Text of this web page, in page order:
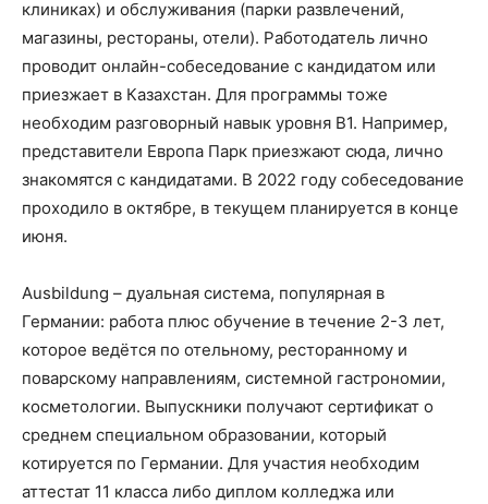
клиниках) и обслуживания (парки развлечений,
магазины, рестораны, отели). Работодатель лично
проводит онлайн-собеседование с кандидатом или
приезжает в Казахстан. Для программы тоже
необходим разговорный навык уровня В1. Например,
представители Европа Парк приезжают сюда, лично
знакомятся с кандидатами. В 2022 году собеседование
проходило в октябре, в текущем планируется в конце
июня.
Ausbildung – дуальная система, популярная в
Германии: работа плюс обучение в течение 2-3 лет,
которое ведётся по отельному, ресторанному и
поварскому направлениям, системной гастрономии,
косметологии. Выпускники получают сертификат о
среднем специальном образовании, который
котируется по Германии. Для участия необходим
аттестат 11 класса либо диплом колледжа или